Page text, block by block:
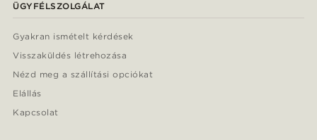
ÜGYFÉLSZOLGÁLAT
Gyakran ismételt kérdések
Visszaküldés létrehozása
Nézd meg a szállítási opciókat
Elállás
Kapcsolat